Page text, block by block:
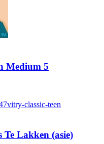
Medium 5
Te Lakken (asie)